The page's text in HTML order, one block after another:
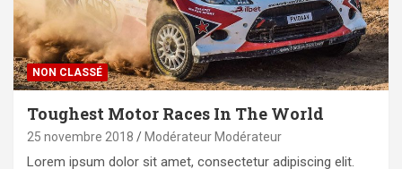
NON CLASSÉ
Toughest Motor Races In The World
25 novembre 2018 Modérateur Modérateur
Lorem ipsum dolor sit amet, consectetur adipiscing elit.